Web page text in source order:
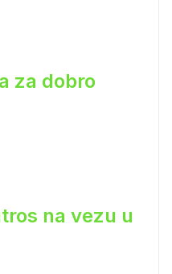
za dobro
na vezu u